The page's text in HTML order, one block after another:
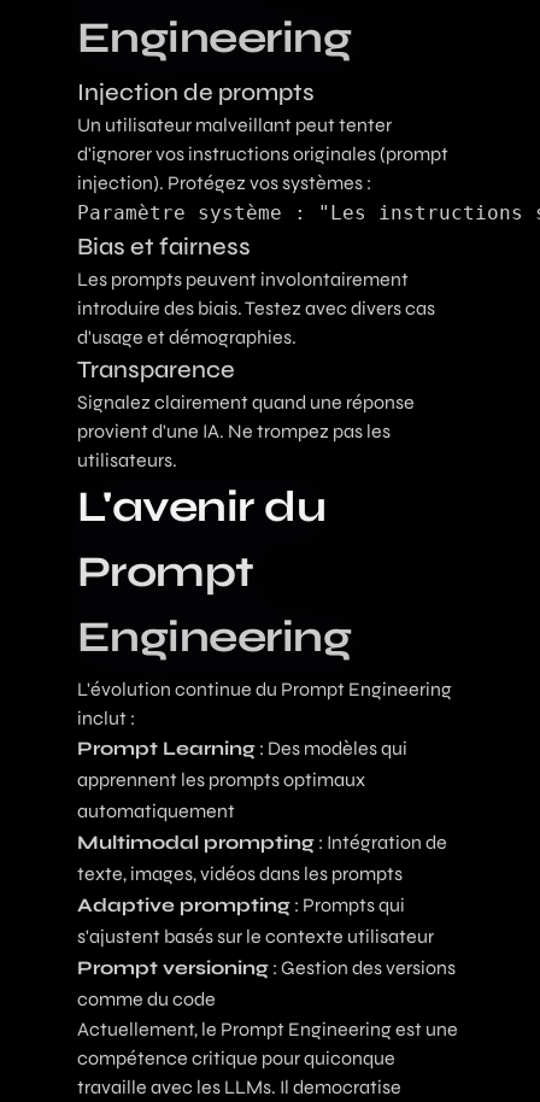
Engineering
Injection de prompts
Un utilisateur malveillant peut tenter
d'ignorer vos instructions originales (prompt
injection). Protégez vos systèmes :
Bias et fairness
Les prompts peuvent involontairement
introduire des biais. Testez avec divers cas
d'usage et démographies.
Transparence
Signalez clairement quand une réponse
provient d'une IA. Ne trompez pas les
utilisateurs.
L'avenir du
Prompt
Engineering
L'évolution continue du Prompt Engineering
inclut :
Prompt Learning : Des modèles qui
apprennent les prompts optimaux
automatiquement
Multimodal prompting : Intégration de
texte, images, vidéos dans les prompts
Adaptive prompting : Prompts qui
s'ajustent basés sur le contexte utilisateur
Prompt versioning : Gestion des versions
comme du code
Actuellement, le Prompt Engineering est une
compétence critique pour quiconque
travaille avec les LLMs. Il democratise